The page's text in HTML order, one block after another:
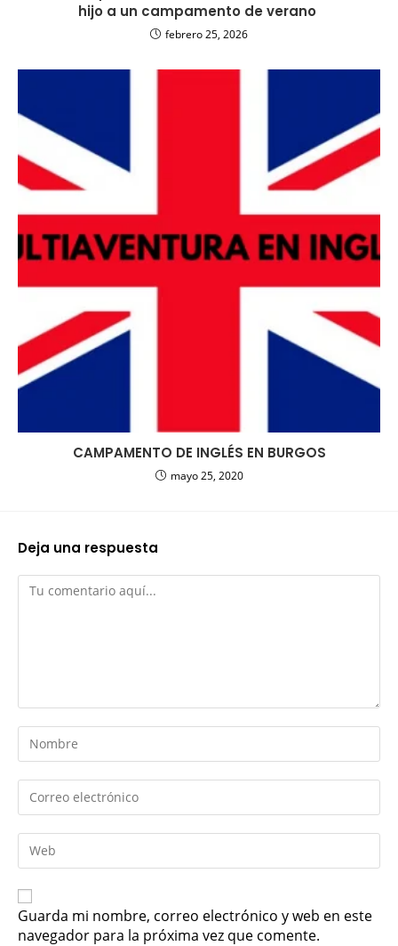
hijo a un campamento de verano
febrero 25, 2026
CAMPAMENTO DE INGLÉS EN BURGOS
mayo 25, 2020
Deja una respuesta
Guarda mi nombre, correo electrónico y web en este
navegador para la próxima vez que comente.